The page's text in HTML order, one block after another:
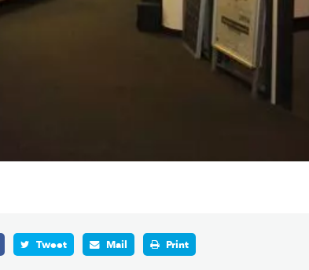
Tweet Mail Print